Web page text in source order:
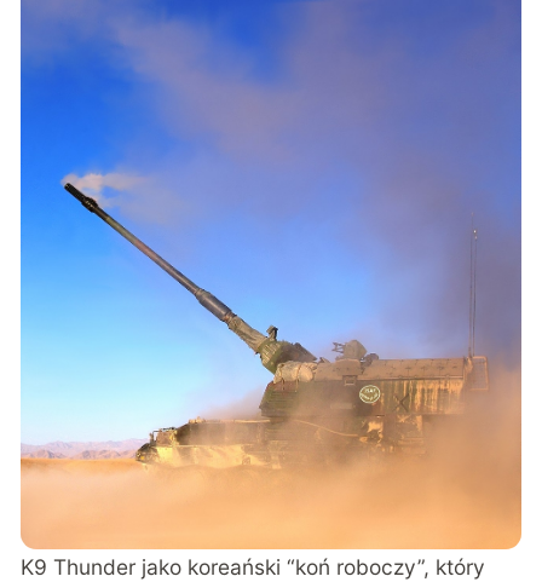
K9 Thunder jako koreański “koń roboczy”, który